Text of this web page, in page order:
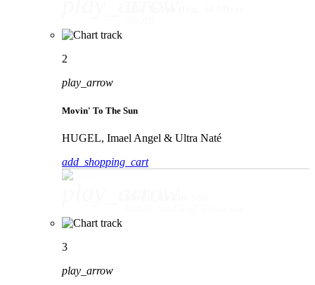
2
play_arrow
Movin' To The Sun
HUGEL, Imael Angel & Ultra Naté
add_shopping_cart
3
play_arrow